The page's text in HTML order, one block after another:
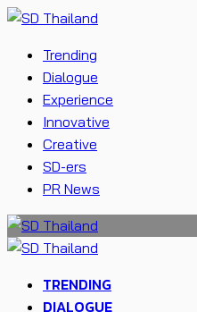
Trending
Dialogue
Experience
Innovative
Creative
SD-ers
PR News
TRENDING
DIALOGUE